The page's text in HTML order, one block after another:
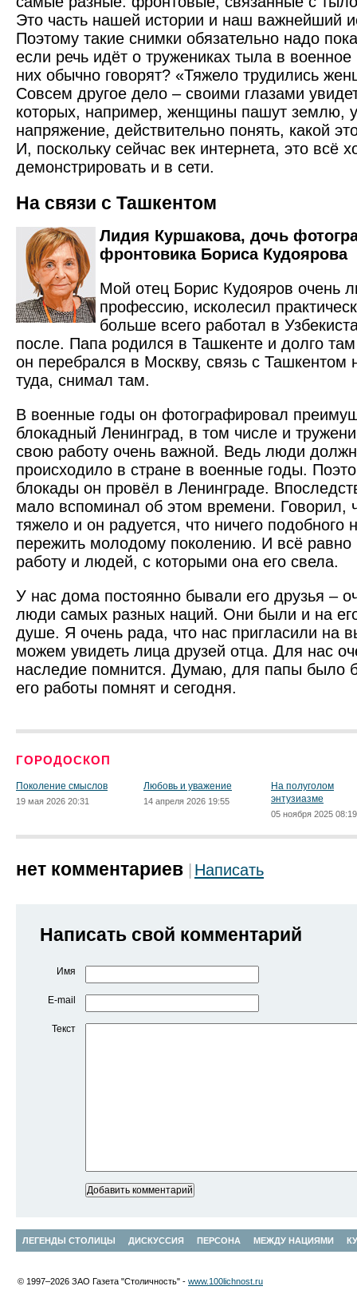
Это часть нашей истории и наш важнейший
Поэтому такие снимки обязательно надо
если речь идёт о тружениках тыла в
них обычно говорят? «Тяжело трудились
Совсем другое дело – своими глазами
которых, например, женщины пашут землю,
напряжение, действительно понять, какой
И, поскольку сейчас век интернета, это всё
демонстрировать и в сети.
На связи с Ташкентом
Лидия Куршакова, дочь
фронтовика Бориса Кудоярова
Мой отец Борис Кудояров очень
профессию, исколесил
больше всего работал в
после. Папа родился в Ташкенте и долго
он перебрался в Москву, связь с Ташкентом
туда, снимал там.
В военные годы он фотографировал
блокадный Ленинград, в том числе и
свою работу очень важной. Ведь люди
происходило в стране в военные годы.
блокады он провёл в Ленинграде.
мало вспоминал об этом времени. Говорил,
тяжело и он радуется, что ничего подобного
пережить молодому поколению. И всё
работу и людей, с которыми она его свела.
У нас дома постоянно бывали его друзья –
люди самых разных наций. Они были и на
душе. Я очень рада, что нас пригласили на
можем увидеть лица друзей отца. Для нас
наследие помнится. Думаю, для папы было
его работы помнят и сегодня.
ГОРОДОСКОП
Поколение смыслов
19 мая 2026 20:31
Любовь и уважение
14 апреля 2026 19:55
На полуголом
энтузиазме
05 ноября 2025 08:19
нет комментариев Написать
Написать свой комментарий
Имя
E-mail
Текст
ЛЕГЕНДЫ СТОЛИЦЫ ДИСКУССИЯ ПЕРСОНА МЕЖДУ НАЦИЯМИ
© 1997–2026 ЗАО Газета "Столичность" - www.100lichnost.ru